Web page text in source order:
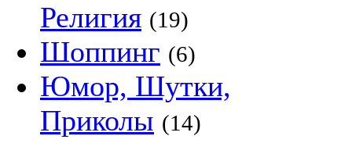
Религия (19)
Шоппинг (6)
Юмор, Шутки,
Приколы (14)